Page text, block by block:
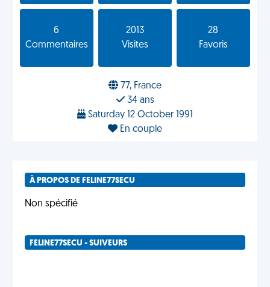
6
Commentaires
2013
Visites
28
Favoris
77, France
34 ans
Saturday 12 October 1991
En couple
À PROPOS DE FELINE77SECU
Non spécifié
FELINE77SECU - SUIVEURS